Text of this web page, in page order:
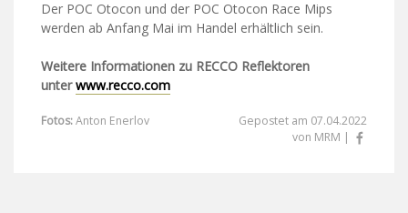
Der POC Otocon und der POC Otocon Race Mips
werden ab Anfang Mai im Handel erhältlich sein.
Weitere Informationen zu RECCO Reflektoren
unterwww.recco.com
Fotos:Anton Enerlov
Gepostet am 07.04.2022
von MRM |